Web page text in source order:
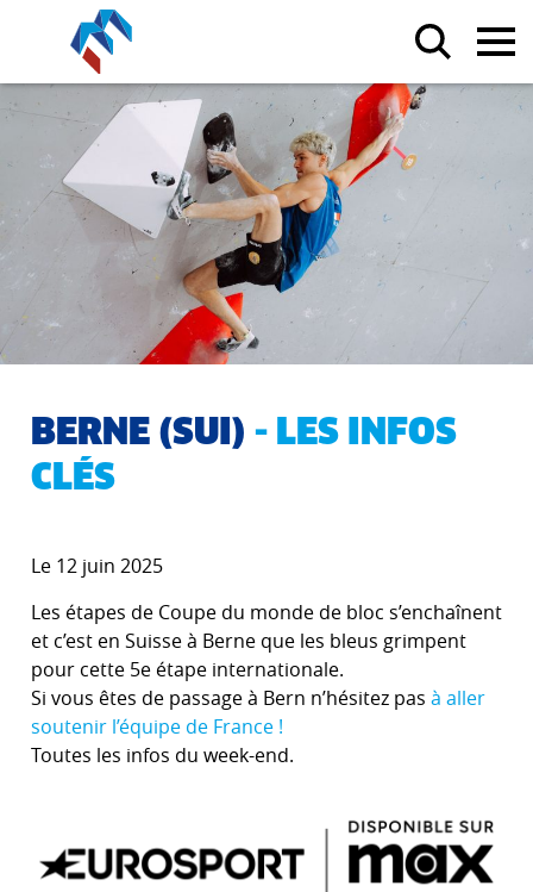
BERNE (SUI) - LES INFOS
CLÉS
Le 12 juin 2025
Les étapes de Coupe du monde de bloc s’enchaînent
et c’est en Suisse à Berne que les bleus grimpent
pour cette 5e étape internationale.
Si vous êtes de passage à Bern n’hésitez pas à aller
soutenir l’équipe de France !
Toutes les infos du week-end.